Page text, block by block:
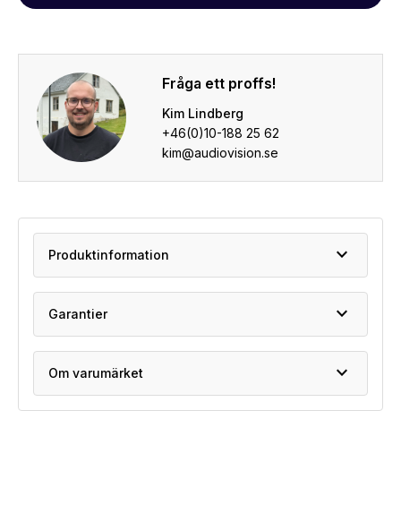
Fråga ett proffs!
Kim Lindberg
+46(0)10-188 25 62
kim@audiovision.se
Produktinformation expand_more
Garantier expand_more
Om varumärket expand_more